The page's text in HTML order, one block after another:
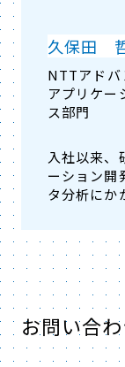
久保田
NTTアドバ
アプリケー
ス部門
入社以来、
ーション開
タ分析にか
お問い合